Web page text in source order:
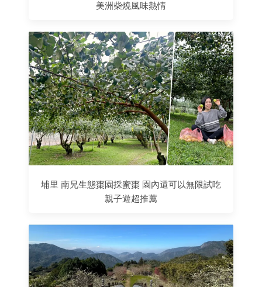
美洲柴燒風味熱情
埔里 南兄生態棗園採蜜棗 園內還可以無限試吃
親子遊超推薦